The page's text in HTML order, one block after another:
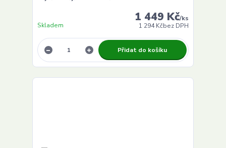
1 449 Kč/ks
1 294 Kčbez DPH
Skladem
Přidat do košíku